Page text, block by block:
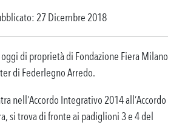
27 Dicembre 2018
oggi di proprietà di Fondazione Fiera Milano
di Federlegno Arredo.
nell’Accordo Integrativo 2014 all’Accordo
si trova di fronte ai padiglioni 3 e 4 del